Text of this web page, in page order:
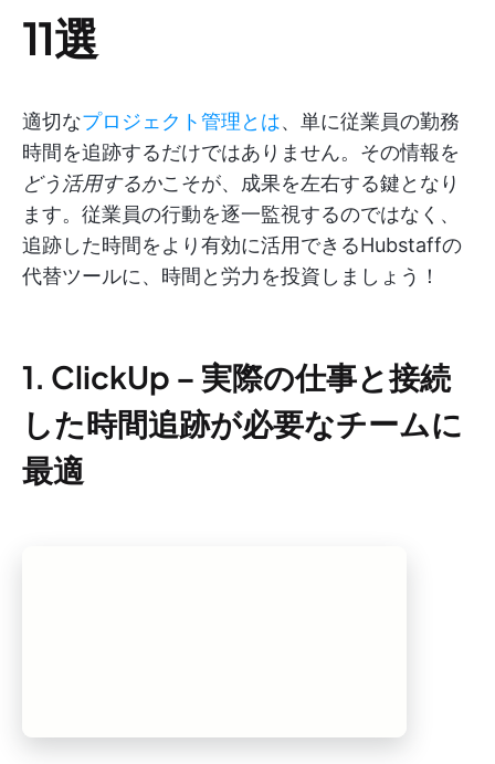
11選
適切なプロジェクト管理とは、単に従業員の勤務
時間を追跡するだけではありません。その情報を
どう活用するかこそが、成果を左右する鍵となり
ます。従業員の行動を逐一監視するのではなく、
追跡した時間をより有効に活用できるHubstaffの
代替ツールに、時間と労力を投資しましょう！
1. ClickUp – 実際の仕事と接続
した時間追跡が必要なチームに
最適